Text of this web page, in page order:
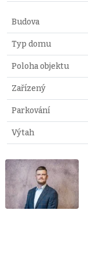
Budova
Typ domu
Poloha objektu
Zařízený
Parkování
Výtah